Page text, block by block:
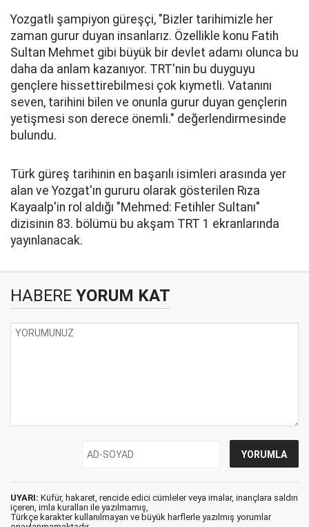
Yozgatlı şampiyon güreşçi, "Bizler tarihimizle her
zaman gurur duyan insanlarız. Özellikle konu Fatih
Sultan Mehmet gibi büyük bir devlet adamı olunca bu
daha da anlam kazanıyor. TRT'nin bu duyguyu
gençlere hissettirebilmesi çok kıymetli. Vatanını
seven, tarihini bilen ve onunla gurur duyan gençlerin
yetişmesi son derece önemli." değerlendirmesinde
bulundu.
Türk güreş tarihinin en başarılı isimleri arasında yer
alan ve Yozgat'ın gururu olarak gösterilen Rıza
Kayaalp'in rol aldığı "Mehmed: Fetihler Sultanı"
dizisinin 83. bölümü bu akşam TRT 1 ekranlarında
yayınlanacak.
HABERE YORUM KAT
UYARI: Küfür, hakaret, rencide edici cümleler veya imalar, inançlara saldırı
içeren, imla kuralları ile yazılmamış,
Türkçe karakter kullanılmayan ve büyük harflerle yazılmış yorumlar